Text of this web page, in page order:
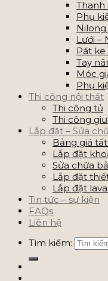
Thanh
Phụ
Lưới –
Pát ke
Tay
Móc
Phụ
Thi công nội thất
Thi công tủ
Thi công
Lắp đặt – Sửa
Bảng giá
Lắp đặt
Sửa chữa
Lắp đặt
Lắp đặt
Tin tức – sự kiện
FAQs
Liên hệ
Tìm kiếm: